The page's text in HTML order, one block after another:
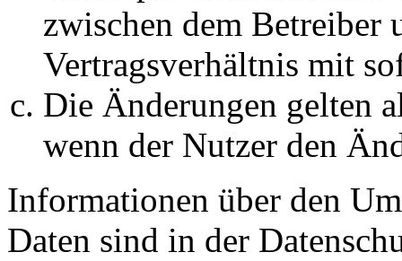
zwischen dem Betreiber
Vertragsverhältnis mit
Die Änderungen gelten
wenn der Nutzer den
Informationen über den
Daten sind in der